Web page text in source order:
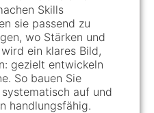
Skills
sie passend zu
wo Stärken und
ein klares Bild,
gezielt entwickeln
So bauen Sie
auf und
handlungsfähig.